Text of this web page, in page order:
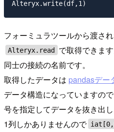
フォーミュラツールから渡さ
Alteryx.read で取得できま
同士の接続の名前です。
取得したデータは pandasデー
データ構造になっていますの
号を指定してデータを抜き出
1列しかありませんので